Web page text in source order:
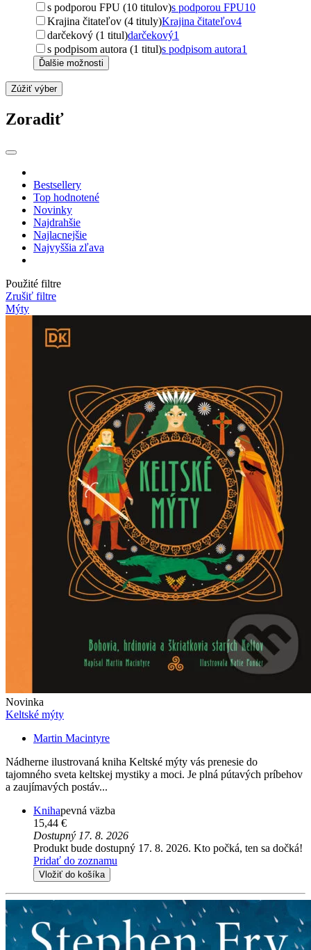
s podporou FPU (10 titulov)s podporou FPU10
Krajina čitateľov (4 tituly)Krajina čitateľov4
darčekový (1 titul)darčekový1
s podpisom autora (1 titul)s podpisom autora1
Ďalšie možnosti
Zúžiť výber
Zoradiť
Bestsellery
Top hodnotené
Novinky
Najdrahšie
Najlacnejšie
Najvyššia zľava
Použité filtre
Zrušiť filtre
Mýty
Novinka
Keltské mýty
Martin Macintyre
Nádherne ilustrovaná kniha Keltské mýty vás prenesie do
tajomného sveta keltskej mystiky a moci. Je plná pútavých príbehov
a zaujímavých postáv...
Knihapevná väzba
15,44 €
Dostupný 17. 8. 2026
Produkt bude dostupný 17. 8. 2026. Kto počká, ten sa dočká!
Pridať do zoznamu
Vložiť do košíka